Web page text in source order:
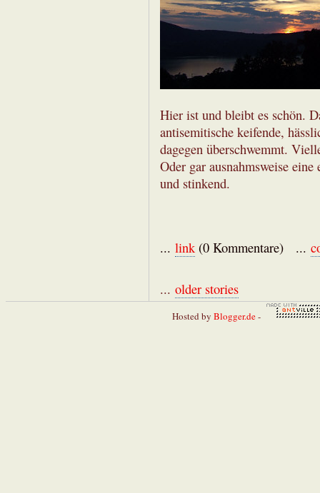
Hier ist und bleibt es schön.
antisemitische keifende,
dagegen überschwemmt.
Oder gar ausnahmsweise
und stinkend.
... link(0 Kommentare) ...
... older stories
Hosted by Blogger.de-